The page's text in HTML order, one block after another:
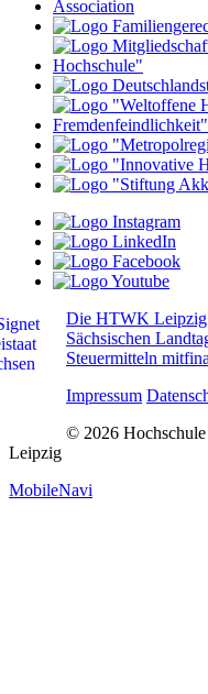
Die HTWK Leipzig
Sächsischen
Steuermitteln
Impressum
© 2026
Leipzig
MobileNavi